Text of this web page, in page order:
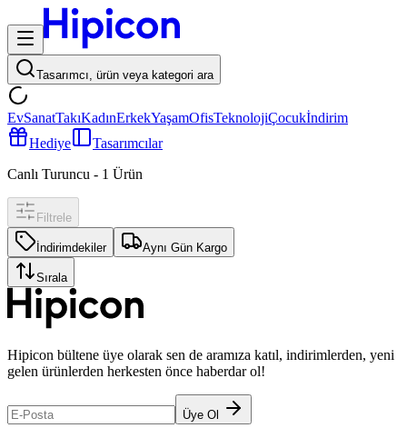
Tasarımcı, ürün veya kategori ara
EvSanatTakıKadınErkekYaşamOfisTeknolojiÇocukİndirim
Hediye
Tasarımcılar
Canlı Turuncu - 1 Ürün
Filtrele
İndirimdekiler Aynı Gün Kargo
Sırala
Hipicon bültene üye olarak sen de aramıza katıl, indirimlerden, yeni
gelen ürünlerden herkesten önce haberdar ol!
Üye Ol